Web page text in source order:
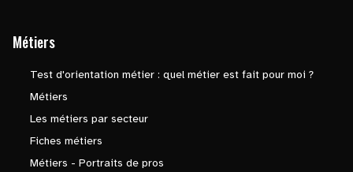
Métiers
Test d'orientation métier : quel métier est fait pour moi ?
Métiers
Les métiers par secteur
Fiches métiers
Métiers - Portraits de pros